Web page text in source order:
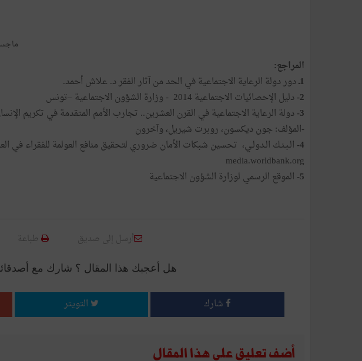
المراجع:
1ـ دور دولة الرعاية الاجتماعية في الحد من آثار الفقر د. علاش أحمد.
2- دليل الإحصائيات الاجتماعية 2014 - وزارة الشؤون الاجتماعية –تونس
3- دولة الرعاية الاجتماعية في القرن العشرين.. تجارب الأمم المتقدمة في تكريم
-المؤلف: جون ديكسون، روبرت شيريل، وآخرون
4-
media.worldbank.org
5- الموقع الرسمي لوزارة الشؤون الاجتماعية
أرسل إلى صديق طباعة
هل أعجبك هذا المقال ؟ شارك مع
شارك التويتر
أضف تعليق على هذا المقال